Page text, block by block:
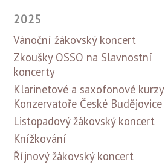
2025
Vánoční žákovský koncert
Zkoušky OSSO na Slavnostní
koncerty
Klarinetové a saxofonové kurzy
Konzervatoře České Budějovice
Listopadový žákovský koncert
Knížkování
Říjnový žákovský koncert